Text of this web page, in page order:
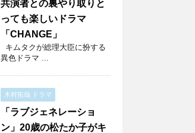
共演者との裏やり取りと
っても楽しいドラマ
「CHANGE」
キムタクが総理大臣に扮する
異色ドラマ ...
木村拓哉 ドラマ
「ラブジェネレーショ
ン」20歳の松たか子がキ